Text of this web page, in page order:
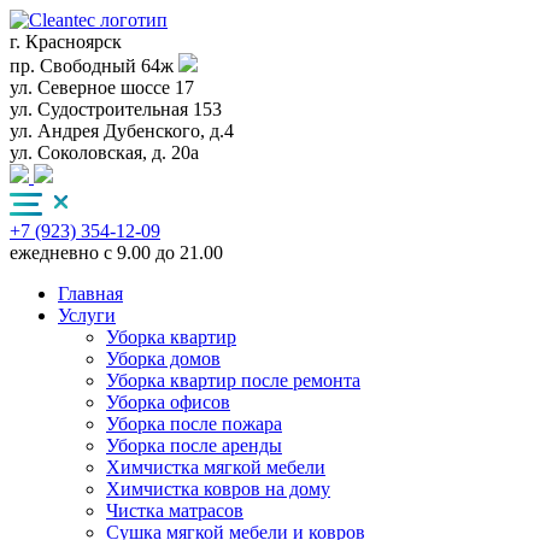
г. Красноярск
пр. Свободный 64ж
ул. Северное шоссе 17
ул. Судостроительная 153
ул. Андрея Дубенского, д.4
ул. Соколовская, д. 20а
+7 (923) 354-12-09
ежедневно с 9.00 до 21.00
Главная
Услуги
Уборка квартир
Уборка домов
Уборка квартир после ремонта
Уборка офисов
Уборка после пожара
Уборка после аренды
Химчистка мягкой мебели
Химчистка ковров на дому
Чистка матрасов
Сушка мягкой мебели и ковров